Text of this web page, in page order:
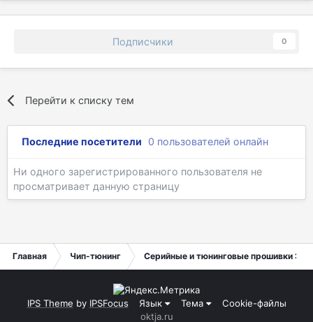
Подписчики 0
Перейти к списку тем
Последние посетители 0 пользователей онлайн
Ни одного зарегистрированного пользователя не
просматривает данную страницу
Главная Чип-тюнинг Серийные и тюнинговые прошивки ЭБУ
IPS Theme by IPSFocus Язык Тема
Cookie-файлы
oktja.ru